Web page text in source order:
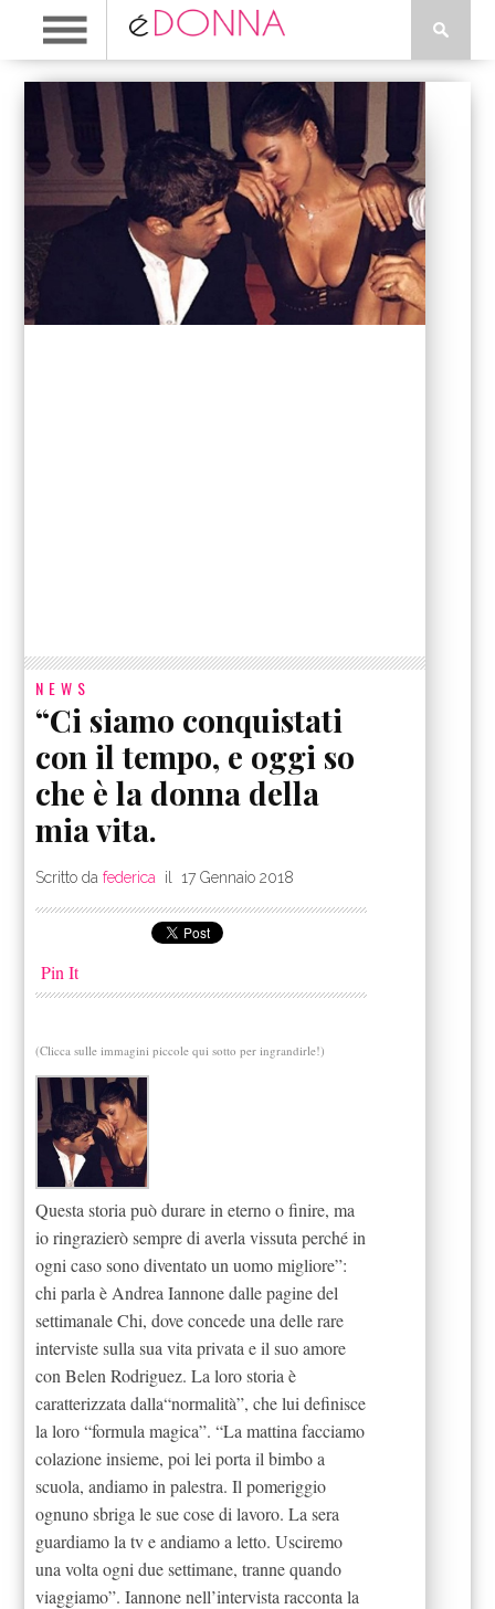
NEWS
“Ci siamo conquistati
con il tempo, e oggi so
che è la donna della
mia vita.
Scritto dafederica il17 Gennaio 2018
Pin It
(Clicca sulle immagini piccole qui sotto per ingrandirle!)
Questa storia può durare in eterno o finire, ma
io ringrazierò sempre di averla vissuta perché in
ogni caso sono diventato un uomo migliore”:
chi parla è Andrea Iannone dalle pagine del
settimanale Chi, dove concede una delle rare
interviste sulla sua vita privata e il suo amore
con Belen Rodriguez. La loro storia è
caratterizzata dalla“normalità”, che lui definisce
la loro “formula magica”. “La mattina facciamo
colazione insieme, poi lei porta il bimbo a
scuola, andiamo in palestra. Il pomeriggio
ognuno sbriga le sue cose di lavoro. La sera
guardiamo la tv e andiamo a letto. Usciremo
una volta ogni due settimane, tranne quando
viaggiamo”. Iannone nell’intervista racconta la